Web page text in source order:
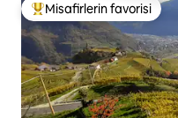
Misafirlerin
Misafirlerin favorisi